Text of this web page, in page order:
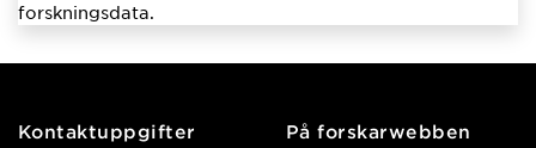
forskningsdata.
Kontaktuppgifter
På forskarwebben